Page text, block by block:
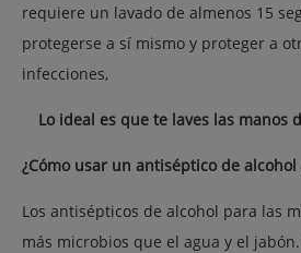
requiere un lavado de almenos 15
protegerse a sí mismo y proteger a
infecciones,
Lo ideal es que te laves las manos
¿Cómo usar un antiséptico de
Los antisépticos de alcohol para las
más microbios que el agua y el